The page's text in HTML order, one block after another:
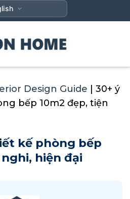
Design Guide
30+ ý
bếp 10m2 đẹp, tiện
kế phòng bếp
hiện đại